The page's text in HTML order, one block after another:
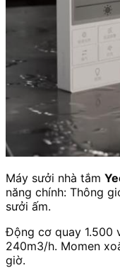
Máy sưởi nhà tắm
năng chính: Thông
sưởi ấm.
Động cơ quay 1.500
240m3/h. Momen
giờ.